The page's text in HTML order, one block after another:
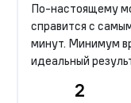
По-настоящему
справится с
минут. Минимум
идеальный
2